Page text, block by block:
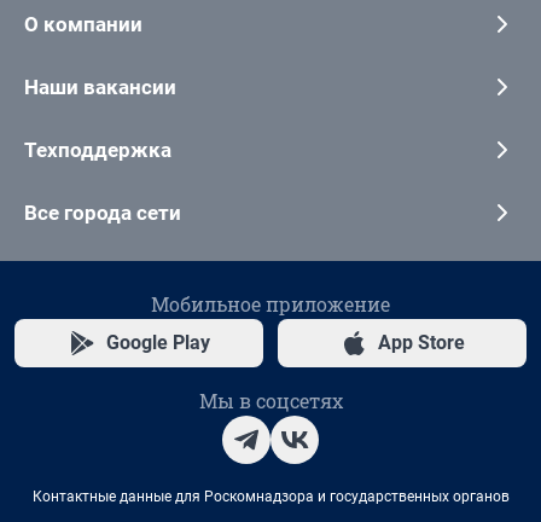
О компании
Наши вакансии
Техподдержка
Все города сети
Мобильное приложение
Google Play App Store
Мы в соцсетях
Контактные данные для Роскомнадзора и государственных органов